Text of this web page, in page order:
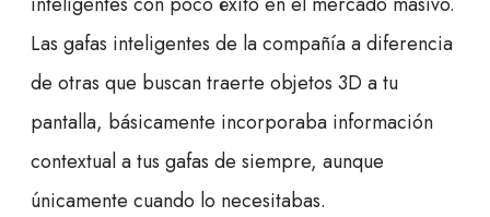
Las gafas inteligentes de la compañía a diferencia
de otras que buscan traerte objetos 3D a tu
pantalla, básicamente incorporaba información
contextual a tus gafas de siempre, aunque
únicamente cuando lo necesitabas.